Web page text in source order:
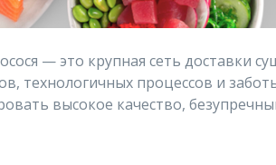
— это крупная сеть доставки
технологичных процессов и
высокое качество,